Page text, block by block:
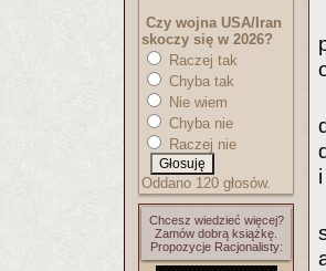
Czy wojna USA/Iran
skoczy się w 2026?
Raczej tak
Chyba tak
Nie wiem
Chyba nie
Raczej nie
Oddano 120 głosów.
Chcesz wiedzieć więcej?
Zamów dobrą książkę.
Propozycje Racjonalisty: